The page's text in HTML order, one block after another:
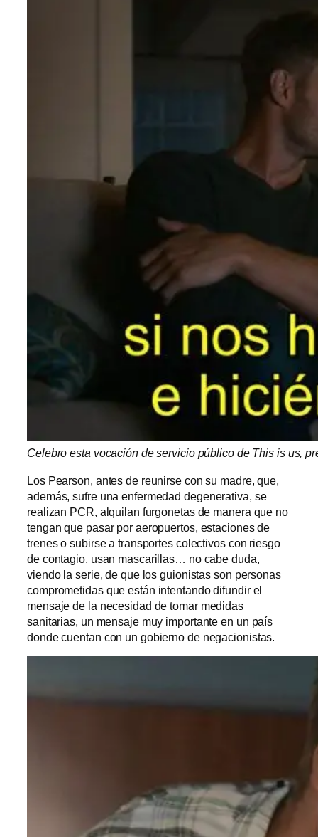
Celebro esta vocación de servicio público de This is us,
Los Pearson, antes de reunirse con su madre, que,
además, sufre una enfermedad degenerativa, se
realizan PCR, alquilan furgonetas de manera que no
tengan que pasar por aeropuertos, estaciones de
trenes o subirse a transportes colectivos con riesgo
de contagio, usan mascarillas… no cabe duda,
viendo la serie, de que los guionistas son personas
comprometidas que están intentando difundir el
mensaje de la necesidad de tomar medidas
sanitarias, un mensaje muy importante en un país
donde cuentan con un gobierno de negacionistas.